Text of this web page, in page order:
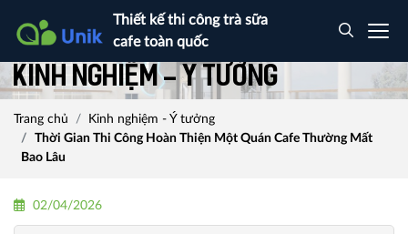
Thiết kế thi công trà sữa
cafe toàn quốc
Kinh nghiệm - Ý tưởng
Trang chủ
Kinh nghiệm - Ý tưởng
Thời Gian Thi Công Hoàn Thiện Một Quán Cafe Thường Mất
Bao Lâu
02/04/2026